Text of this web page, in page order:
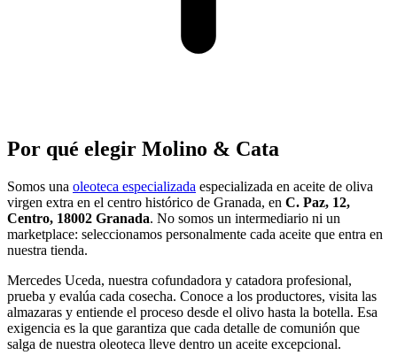
Por qué elegir Molino & Cata
Somos una oleoteca especializada especializada en aceite de oliva
virgen extra en el centro histórico de Granada, en C. Paz, 12,
Centro, 18002 Granada. No somos un intermediario ni un
marketplace: seleccionamos personalmente cada aceite que entra en
nuestra tienda.
Mercedes Uceda, nuestra cofundadora y catadora profesional,
prueba y evalúa cada cosecha. Conoce a los productores, visita las
almazaras y entiende el proceso desde el olivo hasta la botella. Esa
exigencia es la que garantiza que cada detalle de comunión que
salga de nuestra oleoteca lleve dentro un aceite excepcional.